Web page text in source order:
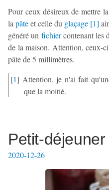
Pour ceux désireux de mettre
la pâteet celle du glaçage [1]
généré un fichiercontenant les
de la maison. Attention, ceux-
pâte de 5 millimètres.
[1] Attention, je n'ai fait
que la moitié.
Petit-
2020-12-26